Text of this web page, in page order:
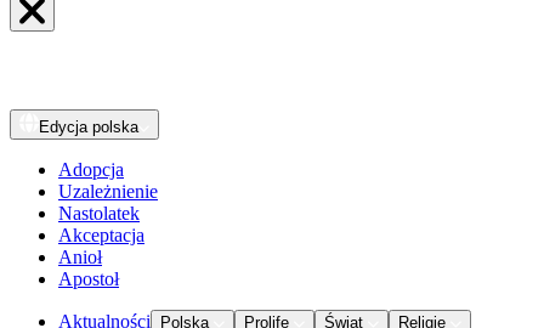
Edycja polska
Adopcja
Uzależnienie
Nastolatek
Akceptacja
Anioł
Apostoł
Aktualności Polska Prolife Świat
Religie